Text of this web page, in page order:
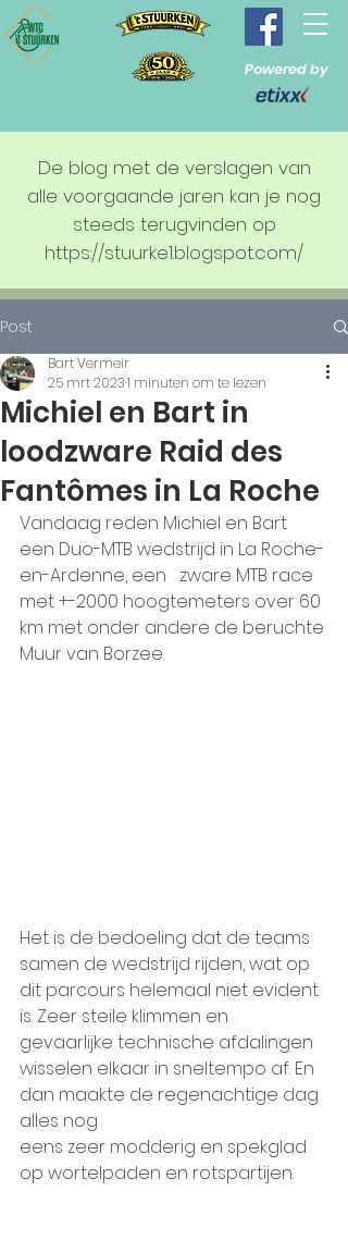
Powered by
De blog met de verslagen van
alle voorgaande jaren kan je nog
steeds terugvinden op
https://stuurke1.blogspot.com/
Post
Michiel en Bart in
loodzware Raid des
Fantômes in La Roche
Bart Vermeir
25 mrt 20231 minuten om te lezen
Vandaag reden Michiel en Bart
een Duo-MTB wedstrijd in La Roche-
en-Ardenne, een   zware MTB race
met +-2000 hoogtemeters over 60
km met onder andere de beruchte
Muur van Borzee.
Het is de bedoeling dat de teams
samen de wedstrijd rijden, wat op
dit parcours helemaal niet evident
is. Zeer steile klimmen en
gevaarlijke technische afdalingen
wisselen elkaar in sneltempo af. En
dan maakte de regenachtige dag
alles nog
eens zeer modderig en spekglad
op wortelpaden en rotspartijen.